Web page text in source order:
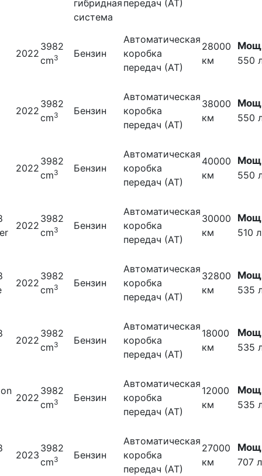
гибридная
система
передач (АТ)
2022
3982
cm3 Бензин
Автоматическая
коробка
передач (АТ)
28000
км
550
2022
3982
cm3 Бензин
Автоматическая
коробка
передач (АТ)
38000
км
550
2022
3982
cm3 Бензин
Автоматическая
коробка
передач (АТ)
40000
км
550
2022
3982
cm3 Бензин
Автоматическая
коробка
передач (АТ)
30000
км
510
2022
3982
cm3 Бензин
Автоматическая
коробка
передач (АТ)
32800
км
535
2022
3982
cm3 Бензин
Автоматическая
коробка
передач (АТ)
18000
км
535
2022
3982
cm3 Бензин
Автоматическая
коробка
передач (АТ)
12000
км
535
2023
3982
cm3 Бензин
Автоматическая
коробка
передач (АТ)
27000
км
707